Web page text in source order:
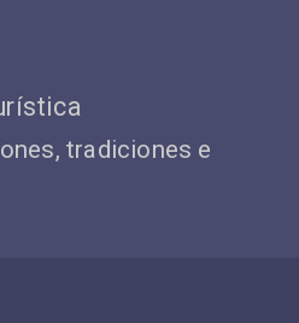
tradiciones e